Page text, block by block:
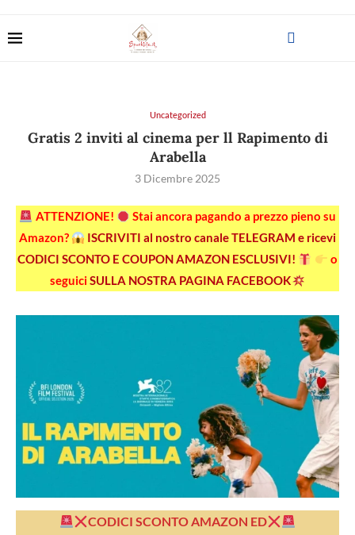
Uncategorized
Gratis 2 inviti al cinema per ll Rapimento di
Arabella
3 Dicembre 2025
ATTENZIONE!
Stai ancora pagando a prezzo pieno su
Amazon?
ISCRIVITI al nostro canale TELEGRAM e ricevi
CODICI SCONTO E COUPON AMAZON ESCLUSIVI!
o
seguiciSULLA NOSTRA PAGINA FACEBOOK
CODICI SCONTO AMAZON ED